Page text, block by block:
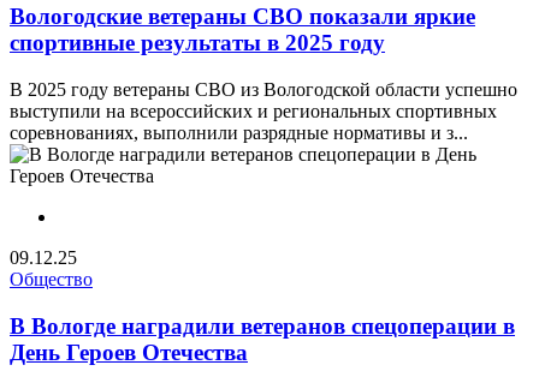
Вологодские ветераны СВО показали яркие
спортивные результаты в 2025 году
В 2025 году ветераны СВО из Вологодской области успешно
выступили на всероссийских и региональных спортивных
соревнованиях, выполнили разрядные нормативы и з...
09.12.25
Общество
В Вологде наградили ветеранов спецоперации в
День Героев Отечества